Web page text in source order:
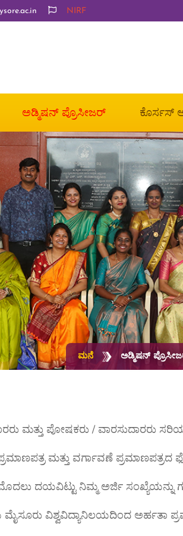
NIRF
ಅಡ್ಮಿಷನ್ ಪ್ರೊಸೀಜರ್ ಕೊರ್ಸಸ್
ಮನೆ ಅಡ್ಮಿಷನ್
ಮತ್ತು ಪೋಷಕರು / ವಾರಸುದಾರರು
ಮತ್ತು ವರ್ಗಾವಣೆ ಪ್ರಮಾಣಪತ್ರದ
ದಯವಿಟ್ಟು ನಿಮ್ಮ ಅರ್ಜಿ ಸಂಖ್ಯೆಯನ್ನು
ವಿಶ್ವವಿದ್ಯಾನಿಲಯದಿಂದ ಅರ್ಹತಾ